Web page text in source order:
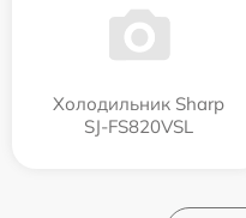
Холодильник Sharp
SJ-FS820VSL